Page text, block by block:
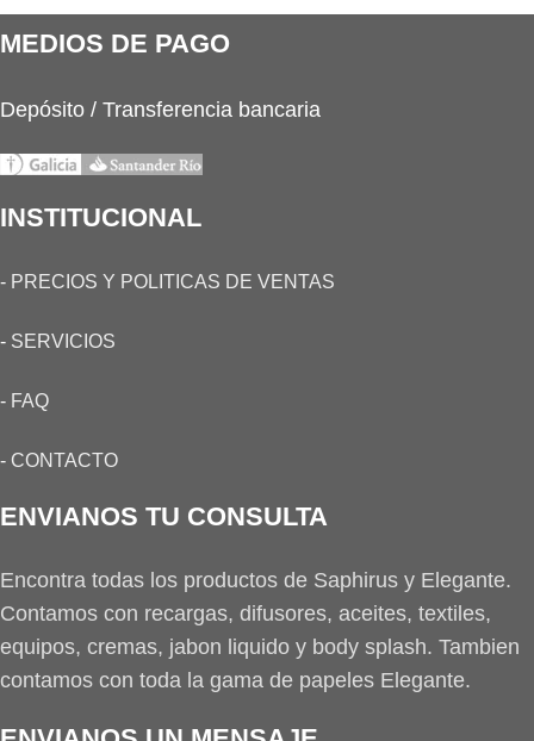
MEDIOS DE PAGO
Depósito / Transferencia bancaria
INSTITUCIONAL
- PRECIOS Y POLITICAS DE VENTAS
- SERVICIOS
- FAQ
- CONTACTO
ENVIANOS TU CONSULTA
Encontra todas los productos de Saphirus y Elegante.
Contamos con recargas, difusores, aceites, textiles,
equipos, cremas, jabon liquido y body splash. Tambien
contamos con toda la gama de papeles Elegante.